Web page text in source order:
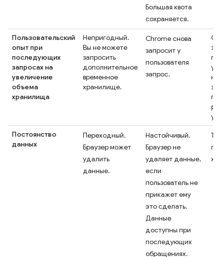
Большая квота
сохраняется.
Пользовательский
опыт при
последующих
запросах на
увеличение
объема
хранилища
Непригодный.
Вы не можете
запросить
дополнительное
временное
хранилище.
Chrome снова
запросит у
пользователя
запрос.
Постоянство
данных
Переходный.
Браузер может
удалить
данные.
Настойчивый.
Браузер не
удаляет данные,
если
пользователь не
прикажет ему
это сделать.
Данные
доступны при
последующих
обращениях.
То